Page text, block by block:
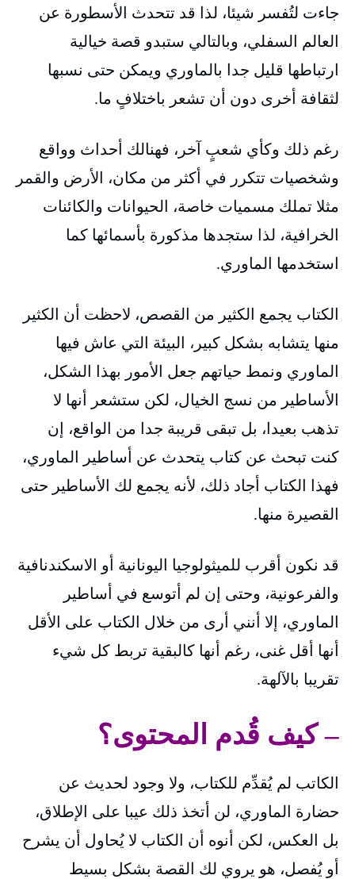
جاءت لتُفسر شيئا، لذا قد تتحدث الأسطورة عن
العالم السفلي، وبالتالي ستبدو قصة خيالية
ارتباطها قليل جدا بالماوري ويمكن حتى نسبها
لثقافة أخرى دون أن تشعر باختلافٍ ما.
رغم ذلك وكأي شعبٍ آخر، فهنالك أحداث وواقع
وشخصيات تتكرر في أكثر من مكان، الأرض والقمر
مثلا تملك مسميات خاصة، الحيوانات والكائنات
الخرافية، لذا ستجدها مذكورة بأسمائها كما
استخدمها الماوري.
الكتاب يجمع الكثير من القصص، لاحظت أن الكثير
منها يتشابه بشكل كبير، البيئة التي عاش فيها
الماوري ونمط حياتهم جعل الأمور بهذا الشكل،
الأساطير من نسج الخيال، لكن ستشعر أنها لا
تذهب بعيدا، بل تبقى قريبة جدا من الواقع، إن
كنت تبحث عن كتاب يتحدث عن أساطير الماوري،
فهذا الكتاب أجاد ذلك، لأنه يجمع لك الأساطير حتى
القصيرة منها.
قد نكون أقرب للميثولوجيا اليونانية أو الاسكندنافية
والفرعونية، وحتى إن لم أتوسع في أساطير
الماوري، إلا أنني أرى من خلال الكتاب على الأقل
أنها أقل غنى، رغم أنها كالبقية تربط كل شيء
تقريبا بالآلهة.
– كيف قُدم المحتوى؟
الكاتب لم يُقدِّم للكتاب، ولا وجود لحديث عن
حضارة الماوري، لن أتخذ ذلك عيبا على الإطلاق،
بل العكس، لكن أنوه أن الكتاب لا يُحاول أن يشرح
أو يُفصل، هو يروي لك القصة بشكل بسيط